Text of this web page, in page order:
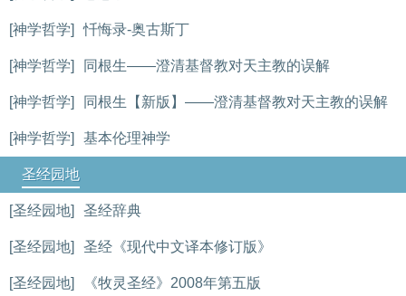
[神学哲学] 忏悔录-奥古斯丁
[神学哲学] 同根生——澄清基督教对天主教的误解
[神学哲学] 同根生【新版】——澄清基督教对天主教的误解
[神学哲学] 基本伦理神学
圣经园地
[圣经园地] 圣经辞典
[圣经园地] 圣经《现代中文译本修订版》
[圣经园地] 《牧灵圣经》2008年第五版